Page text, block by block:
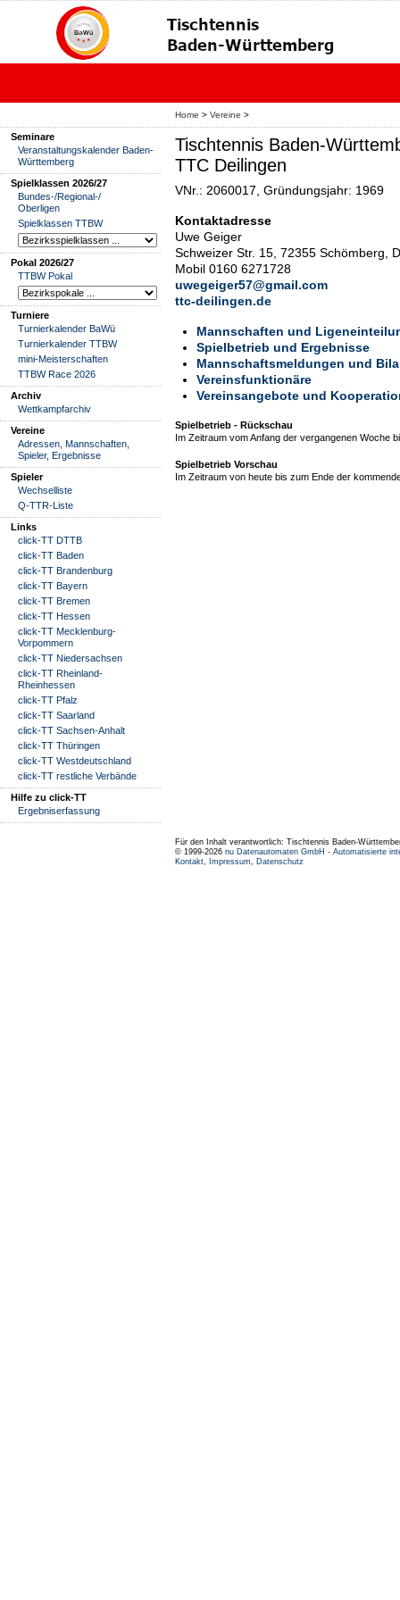
Home > Vereine >
Seminare
Veranstaltungskalender Baden-
Württemberg
Spielklassen 2026/27
Bundes-/Regional-/
Oberligen
Spielklassen TTBW
Pokal 2026/27
TTBW Pokal
Turniere
Turnierkalender BaWü
Turnierkalender TTBW
mini-Meisterschaften
TTBW Race 2026
Archiv
Wettkampfarchiv
Vereine
Adressen, Mannschaften,
Spieler, Ergebnisse
Spieler
Wechselliste
Q-TTR-Liste
Links
click-TT DTTB
click-TT Baden
click-TT Brandenburg
click-TT Bayern
click-TT Bremen
click-TT Hessen
click-TT Mecklenburg-
Vorpommern
click-TT Niedersachsen
click-TT Rheinland-
Rheinhessen
click-TT Pfalz
click-TT Saarland
click-TT Sachsen-Anhalt
click-TT Thüringen
click-TT Westdeutschland
click-TT restliche Verbände
Hilfe zu click-TT
Ergebniserfassung
Tischtennis Baden-
TTC Deilingen
VNr.: 2060017, Gründungsjahr: 1969
Kontaktadresse
Uwe Geiger
Schweizer Str. 15, 72355 Schömberg,
Mobil 0160 6271728
uwegeiger57@gmail.com
ttc-deilingen.de
Mannschaften und
Spielbetrieb und Ergebnisse
Mannschaftsmeldungen und
Vereinsfunktionäre
Vereinsangebote und
Spielbetrieb - Rückschau
Im Zeitraum vom Anfang der vergangenen Woche
Spielbetrieb Vorschau
Im Zeitraum von heute bis zum Ende der
Für den Inhalt verantwortlich: Tischtennis Baden-
© 1999-2026 nu Datenautomaten GmbH - Automatisierte
Kontakt, Impressum, Datenschutz